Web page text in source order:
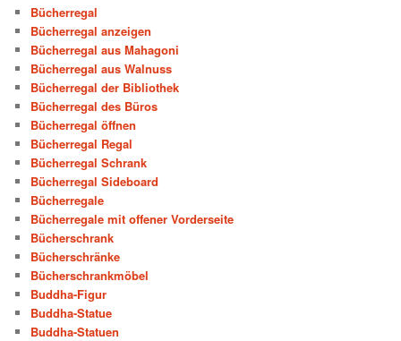
Bücherregal
Bücherregal anzeigen
Bücherregal aus Mahagoni
Bücherregal aus Walnuss
Bücherregal der Bibliothek
Bücherregal des Büros
Bücherregal öffnen
Bücherregal Regal
Bücherregal Schrank
Bücherregal Sideboard
Bücherregale
Bücherregale mit offener Vorderseite
Bücherschrank
Bücherschränke
Bücherschrankmöbel
Buddha-Figur
Buddha-Statue
Buddha-Statuen